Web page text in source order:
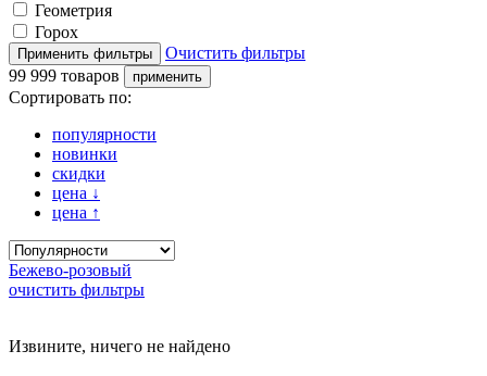
Геометрия
Горох
Очистить фильтры
99 999 товаров
Сортировать по:
популярности
новинки
скидки
цена ↓
цена ↑
Бежево-розовый
очистить фильтры
Извините, ничего не найдено